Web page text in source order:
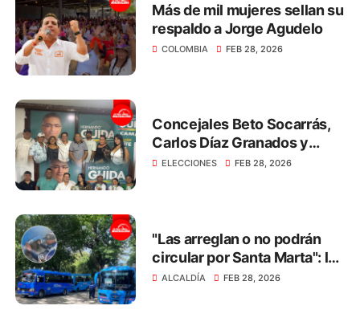
Más de mil mujeres sellan su
respaldo a Jorge Agudelo
COLOMBIA FEB 28, 2026
Concejales Beto Socarrás,
Carlos Díaz Granados y
Nelly Gómez respaldan a
ELECCIONES FEB 28, 2026
"Las arreglan o no podrán
circular por Santa Marta": la
advertencia a los dueños de
ALCALDÍA FEB 28, 2026